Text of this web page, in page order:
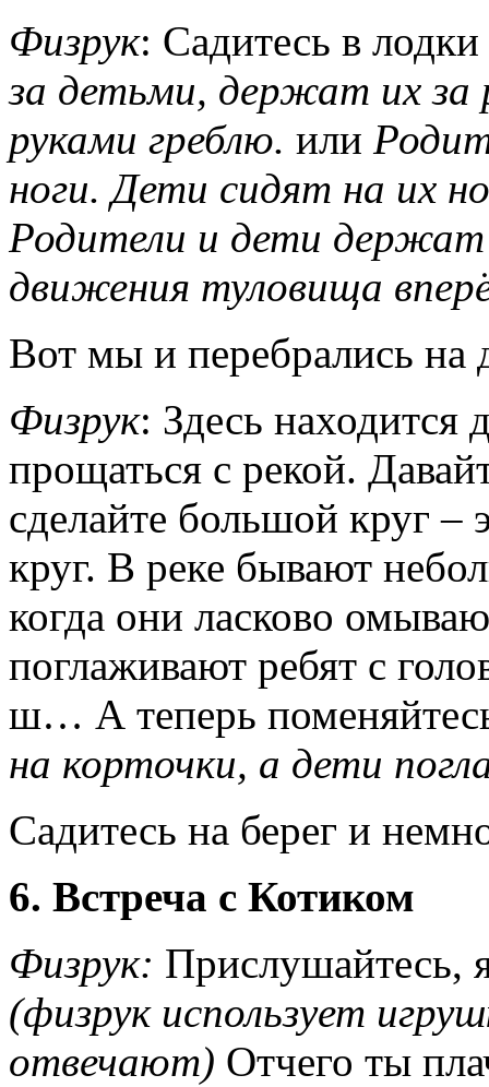
Физрук: Садитесь в
за детьми, держат их за
руками греблю. или
ноги. Дети сидят на их
Родители и дети держат
движения туловища
Вот мы и перебрались на
Физрук: Здесь находится
прощаться с рекой.
сделайте большой круг –
круг. В реке бывают
когда они ласково
поглаживают ребят с
ш… А теперь
на корточки, а дети
Садитесь на берег и
6. Встреча с Котиком
Физрук: Прислушайтесь,
(физрук использует
отвечают) Отчего ты